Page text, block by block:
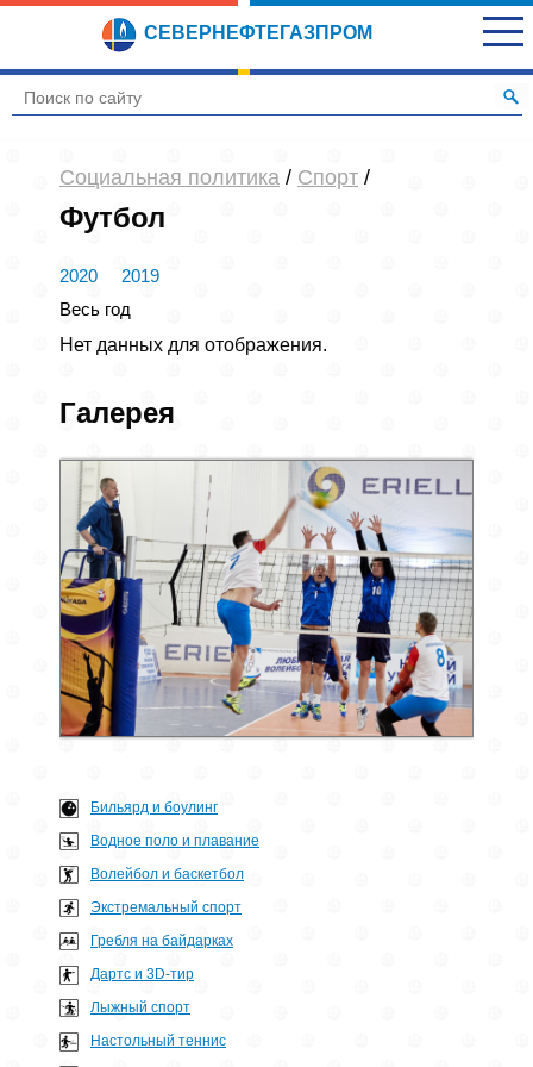
СЕВЕРНЕФТЕГАЗПРОМ
Социальная политика / Спорт /
Футбол
2020
2019
Весь год
Нет данных для отображения.
Галерея
Бильярд и боулинг
Водное поло и плавание
Волейбол и баскетбол
Экстремальный спорт
Гребля на байдарках
Дартс и 3D-тир
Лыжный спорт
Настольный теннис